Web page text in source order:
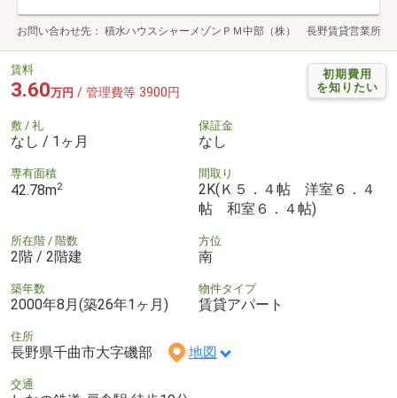
お問い合わせ先 積水ハウスシャーメゾンＰＭ中部（株） 長野賃貸営業所
初期費用
を知りたい
賃料
3.60万円 / 管理費等 3900円
敷 / 礼
なし / 1ヶ月
保証金
なし
専有面積
42.78m2
間取り
2K(Ｋ５．４帖 洋室６．４
帖 和室６．４帖)
所在階 / 階数
2階 / 2階建
方位
南
築年数
2000年8月(築26年1ヶ月)
物件タイプ
賃貸アパート
住所
長野県千曲市大字磯部 地図
交通